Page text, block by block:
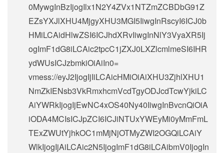
0MywgInBzIjogIlx1N2Y4ZVx1NTZmZCBDbG91Z
EZsYXJlXHU4MjgyXHU3MGI5IiwgInRscyI6ICJ0b
HMiLCAidHlwZSI6ICJhdXRvIiwgInNlY3VyaXR5Ij
ogImF1dG8iLCAic2tpcC1jZXJ0LXZlcmlmeSI6IHR
ydWUsICJzbmkiOiAiIn0=
vmess://eyJ2IjogIjIiLCAicHMiOiAiXHU3ZjhlXHU1
NmZkIENsb3VkRmxhcmVcdTgyODJcdTcwYjkiLC
AiYWRkIjogIjEwNC4xOS40Ny40IiwgInBvcnQiOiA
iODA4MCIsICJpZCI6ICJiNTUxYWEyMi0yMmFmL
TExZWUtYjhkOC1mMjNjOTMyZWI2OGQiLCAiY
WlkIjogIjAiLCAic2N5IjogImF1dG8iLCAibmV0IjogIn